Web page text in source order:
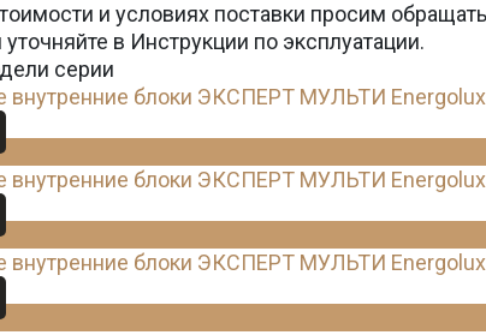
и условиях поставки просим
в Инструкции по эксплуатации.
серии
внутренние блоки ЭКСПЕРТ МУЛЬТИ Energolux
внутренние блоки ЭКСПЕРТ МУЛЬТИ Energolux
внутренние блоки ЭКСПЕРТ МУЛЬТИ Energolux